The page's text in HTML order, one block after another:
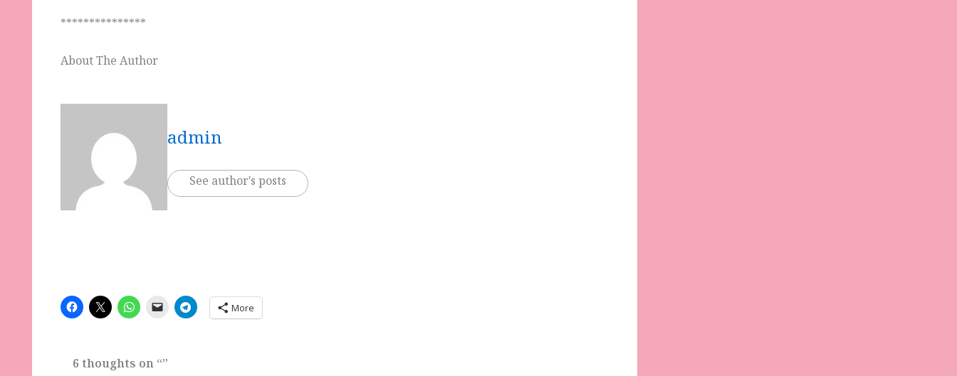
***************
About The Author
admin
See author's posts
More
6 thoughts on “”